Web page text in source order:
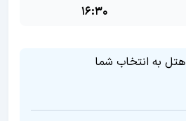
16:30
هتل به انتخاب شما